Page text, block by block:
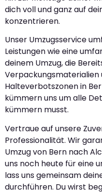
dich voll und ganz auf
konzentrieren.
Unser Umzugsservice
Leistungen wie eine
deinem Umzug, die
Verpackungsmaterialien
Halteverbotszonen in
kümmern uns um alle
kümmern musst.
Vertraue auf unsere
Professionalität. Wir
Umzug von Bern nach
uns noch heute für eine
lass uns gemeinsam
durchführen. Du wirst